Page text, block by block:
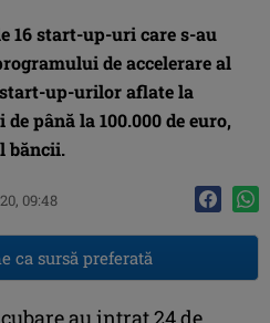
16 start-up-uri care s-au
de accelerare al
up-urilor aflate la
până la 100.000 de euro,
băncii.
09:48
ca sursă preferată
au intrat 24 de